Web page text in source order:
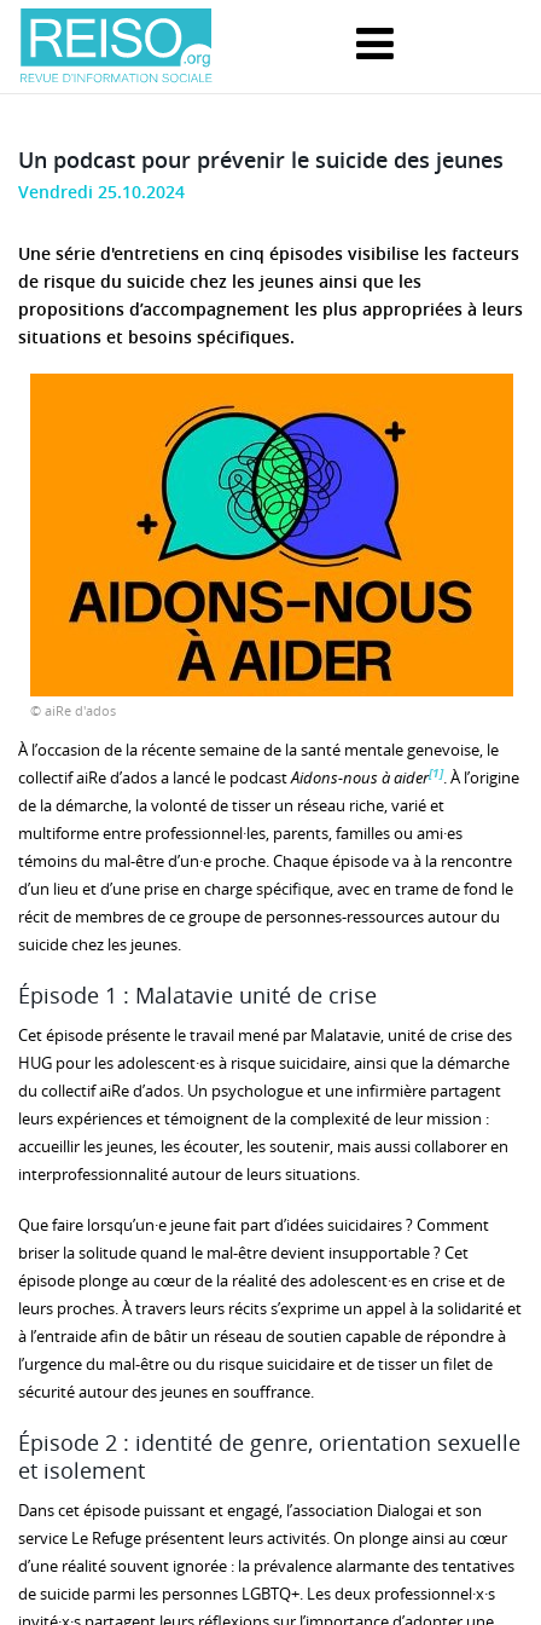
Un podcast pour prévenir le suicide des jeunes
Vendredi 25.10.2024
Une série d'entretiens en cinq épisodes visibilise les facteurs
de risque du suicide chez les jeunes ainsi que les
propositions d’accompagnement les plus appropriées à leurs
situations et besoins spécifiques.
© aiRe d'ados
À l’occasion de la récente semaine de la santé mentale genevoise, le
collectif aiRe d’ados a lancé le podcastAidons-nous à aider[1]. À l’origine
de la démarche, la volonté de tisser un réseau riche, varié et
multiforme entre professionnel·les, parents, familles ou ami·es
témoins du mal-être d’un·e proche. Chaque épisode va à la rencontre
d’un lieu et d’une prise en charge spécifique, avec en trame de fond le
récit de membres de ce groupe de personnes-ressources autour du
suicide chez les jeunes.
Épisode 1 : Malatavie unité de crise
Cet épisode présente le travail mené par Malatavie, unité de crise des
HUG pour les adolescent·es à risque suicidaire, ainsi que la démarche
du collectif aiRe d’ados. Un psychologue et une infirmière partagent
leurs expériences et témoignent de la complexité de leur mission :
accueillir les jeunes, les écouter, les soutenir, mais aussi collaborer en
interprofessionnalité autour de leurs situations.
Que faire lorsqu’un·e jeune fait part d’idées suicidaires ? Comment
briser la solitude quand le mal-être devient insupportable ? Cet
épisode plonge au cœur de la réalité des adolescent·es en crise et de
leurs proches. À travers leurs récits s’exprime un appel à la solidarité et
à l’entraide afin de bâtir un réseau de soutien capable de répondre à
l’urgence du mal-être ou du risque suicidaire et de tisser un filet de
sécurité autour des jeunes en souffrance.
Épisode 2 : identité de genre, orientation sexuelle
et isolement
Dans cet épisode puissant et engagé, l’association ⁠Dialogai et son
service Le ⁠Refuge présentent leurs activités. On plonge ainsi au cœur
d’une réalité souvent ignorée : la prévalence alarmante des tentatives
de suicide parmi les personnes LGBTQ+. Les deux professionnel·x·s